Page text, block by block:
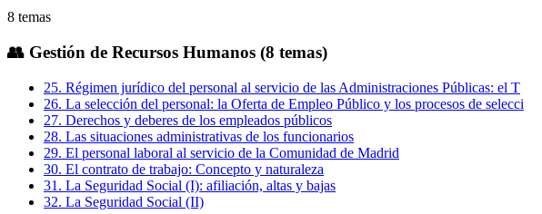
8 temas
👥 Gestión de Recursos Humanos (8 temas)
25. Régimen jurídico del personal al servicio de las Administraciones Públicas: el T
26. La selección del personal: la Oferta de Empleo Público y los procesos de selecci
27. Derechos y deberes de los empleados públicos
28. Las situaciones administrativas de los funcionarios
29. El personal laboral al servicio de la Comunidad de Madrid
30. El contrato de trabajo: Concepto y naturaleza
31 . La Seguridad Social (I): afiliación, altas y bajas
32. La Seguridad Social (II)